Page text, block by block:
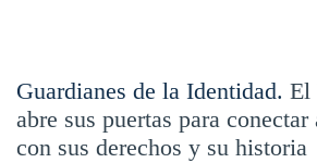
Guardianes de la Identidad. El
abre sus puertas para
con sus derechos y su historia